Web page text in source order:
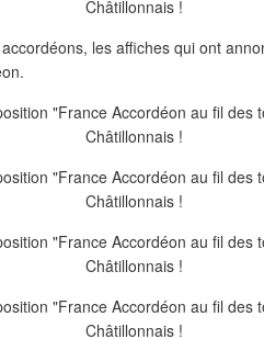
les affiches qui ont